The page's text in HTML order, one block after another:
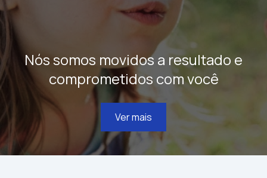
Nós somos movidos a resultado e
comprometidos com você
Ver mais